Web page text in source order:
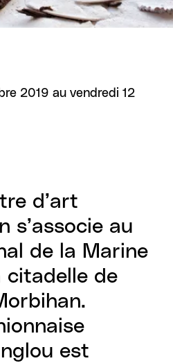
2019 au vendredi 12
d’art
s’associe au
de la Marine
citadelle de
est